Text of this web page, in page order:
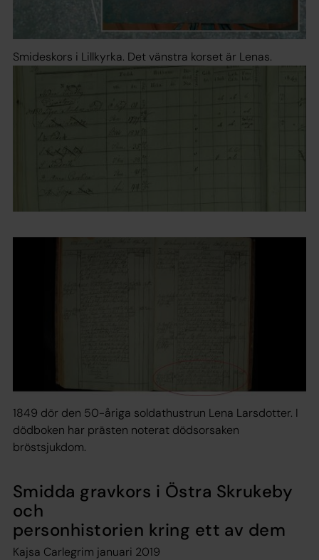
Smideskors i Lillkyrka. Det vänstra korset är Lenas.
1849 dör den 50-åriga soldathustrun Lena Larsdotter. I
dödboken har prästen noterat dödsorsaken
bröstsjukdom.
Smidda gravkors i Östra Skrukeby
och
personhistorien kring ett av dem
Kajsa Carlegrim januari 2019